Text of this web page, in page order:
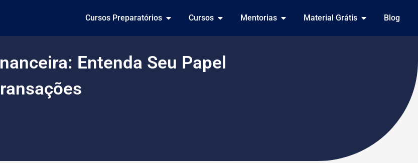
Cursos Preparatórios Cursos Mentorias Material Grátis Blog
Entenda Seu Papel